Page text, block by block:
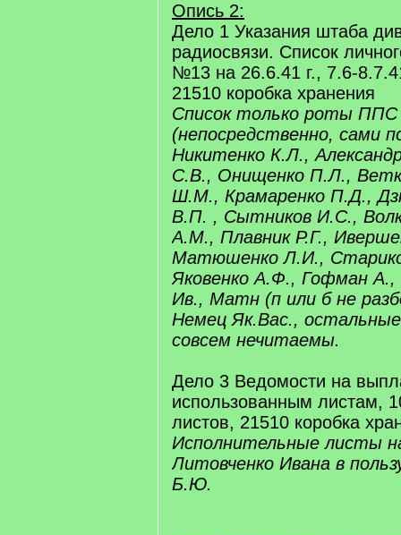
Опись 2:
Дело 1 Указания штаба
радиосвязи. Список
№13 на 26.6.41 г., 7.6-
21510 коробка хранения
Список только роты ППС
(непосредственно, сами
Никитенко К.Л.,
С.В., Онищенко П.Л.,
Ш.М., Крамаренко П.Д.,
В.П. , Сытников И.С.,
А.М., Плавник Р.Г.,
Матюшенко Л.И.,
Яковенко А.Ф., Гофман
Ив., Матн (п или б не
Немец Як.Вас.,
совсем нечитаемы.
Дело 3 Ведомости на
использованным листам,
листов, 21510 коробка
Исполнительные листы
Литовченко Ивана в
Б.Ю.